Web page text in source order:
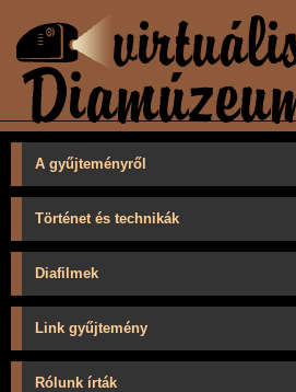
A gyűjteményről
Történet és technikák
Diafilmek
Link gyűjtemény
Rólunk írták